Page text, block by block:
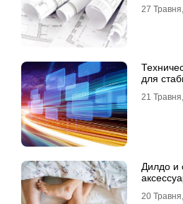
27
для
21
Дилдо и
20